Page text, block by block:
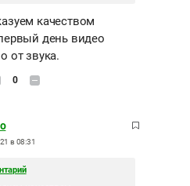
качеством
день видео
от звука.
0
в 08:31